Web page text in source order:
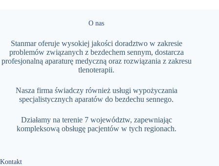
O nas
Stanmar oferuje wysokiej jakości doradztwo w zakresie
problemów związanych z bezdechem sennym, dostarcza
profesjonalną aparaturę medyczną oraz rozwiązania z zakresu
tlenoterapii.
Nasza firma świadczy również usługi wypożyczania
specjalistycznych aparatów do bezdechu sennego.
Działamy na terenie 7 województw, zapewniając
kompleksową obsługę pacjentów w tych regionach.
Kontakt